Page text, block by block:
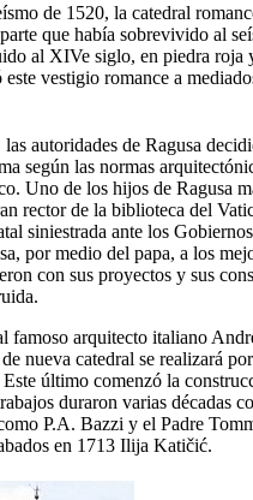
de 1520, la catedral
que había sobrevivido al
al XIVe siglo, en piedra roja
vestigio romance a
autoridades de Ragusa
según las normas
Uno de los hijos de Ragusa
rector de la biblioteca del
siniestrada ante los Gobiernos
por medio del papa, a los
con sus proyectos y sus
famoso arquitecto italiano
nueva catedral se realizará
último comenzó la
duraron varias décadas
P.A. Bazzi y el Padre
en 1713 Ilija Katičić.